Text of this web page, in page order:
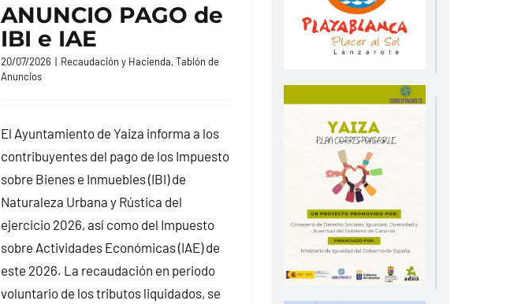
ANUNCIO PAGO de
IBI e IAE
20/07/2026 | Recaudación y Hacienda,Tablón de
Anuncios
El Ayuntamiento de Yaiza informa a los
contribuyentes del pago de los Impuesto
sobre Bienes e Inmuebles (IBI) de
Naturaleza Urbana y Rústica del
ejercicio 2026, así como del Impuesto
sobre Actividades Económicas (IAE) de
este 2026. La recaudación en periodo
voluntario de los tributos liquidados, se